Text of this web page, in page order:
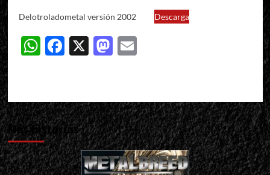
Delotroladometal versión 2002 Descarga
WhatsApp
Facebook
X Mastodon
Email
Más historias